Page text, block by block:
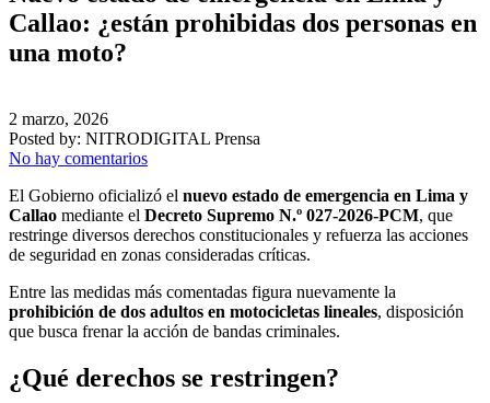
Callao: ¿están prohibidas dos personas en
una moto?
2 marzo, 2026
Posted by: NITRODIGITAL Prensa
No hay comentarios
El Gobierno oficializó el nuevo estado de emergencia en Lima y
Callao mediante el Decreto Supremo N.º 027-2026-PCM, que
restringe diversos derechos constitucionales y refuerza las acciones
de seguridad en zonas consideradas críticas.
Entre las medidas más comentadas figura nuevamente la
prohibición de dos adultos en motocicletas lineales, disposición
que busca frenar la acción de bandas criminales.
¿Qué derechos se restringen?